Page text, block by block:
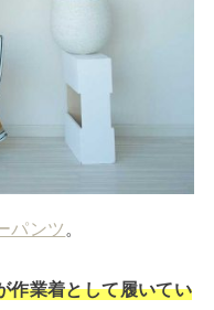
パンツ
作業着として履いてい